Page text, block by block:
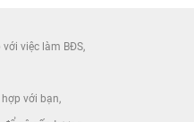
với việc làm BĐS
với bạn